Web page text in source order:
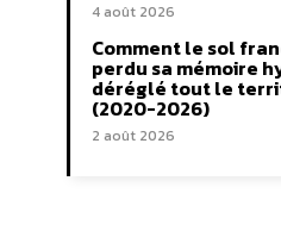
4 août 2026
Comment le sol
perdu sa mémoire
déréglé tout le
(2020-2026)
2 août 2026